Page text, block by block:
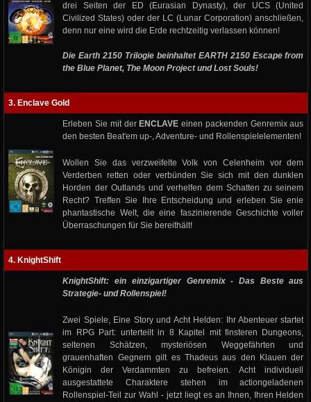
drei Seiten der ED (Eurasian Dynasty), der UCS (United
Civilized States) oder der LC (Lunar Corporation) anschließen,
denn nur eine wird die Erde rechtzeitig verlassen können!
Die Earth 2150 Trilogie beinhaltet EARTH 2150 Escape from
the Blue Planet, The Moon Project und Lost Souls!
3. Enclave Gold
Erleben Sie mit der ENCLAVEeinen packenden Genremix aus
den besten Beat'em up-, Adventure- und Rollenspielelementen!
Wollen Sie das verzweifelte Volk von Celenheim vor dem
Verderben retten oder verbünden Sie sich mit den dunklen
Horden der Outlands und verhelfen dem Schatten zu seinem
Recht? Treffen Sie Ihre Entscheidung und erleben Sie enie
phantastische Welt, die eine faszinierende Geschichte voller
Überraschungen für Sie bereithält!
4. KnightShift
KnightShift: ein einzigartiger Genremix - Das Beste aus
Strategie- und Rollenspiel!
Zwei Spiele, Eine Story und Acht Helden: Ihr Abenteuer startet
im RPG Part: unterteilt in 8 Kapitel mit finsteren Dungeons,
seltenen Schätzen, mysteriösen Weggefährten und
grauenhaften Gegnern gilt es Thadeus aus den Klauen der
Königin der Verdammten zu befreien. Acht individuell
ausgestattete Charaktere stehen im actiongeladenen
Rollenspiel-Teil zur Wahl - jetzt liegt es an Ihnen, Ihren Helden